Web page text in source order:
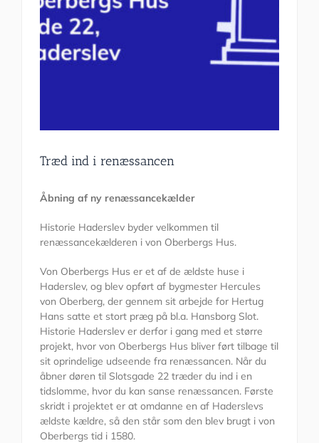
Træd ind i renæssancen
Åbning af ny renæssancekælder
Historie Haderslev byder velkommen til
renæssancekælderen i von Oberbergs Hus.
Von Oberbergs Hus er et af de ældste huse i
Haderslev, og blev opført af bygmester Hercules
von Oberberg, der gennem sit arbejde for Hertug
Hans satte et stort præg på bl.a. Hansborg Slot.
Historie Haderslev er derfor i gang med et større
projekt, hvor von Oberbergs Hus bliver ført tilbage til
sit oprindelige udseende fra renæssancen. Når du
åbner døren til Slotsgade 22 træder du ind i en
tidslomme, hvor du kan sanse renæssancen. Første
skridt i projektet er at omdanne en af Haderslevs
ældste kældre, så den står som den blev brugt i von
Oberbergs tid i 1580.